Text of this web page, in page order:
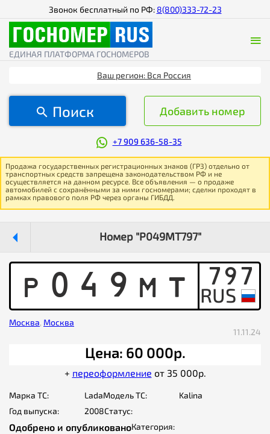
Звонок бесплатный по РФ: 8(800)333-72-23
ЕДИНАЯ ПЛАТФОРМА ГОСНОМЕРОВ
Ваш регион: Вся Россия
Поиск Добавить номер
+7 909 636-58-35
Продажа государственных регистрационных знаков (ГРЗ) отдельно от
транспортных средств запрещена законодательством РФ и не
осуществляется на данном ресурсе. Все объявления — о продаже
автомобилей с сохранёнными за ними госномерами; сделки проходят в
рамках правового поля РФ через органы ГИБДД.
Номер "Р049МТ797"
P 0 4 9 M T 797
Москва, Москва
11.11.24
Цена: 60 000р.
+ переоформление от 35 000р.
Марка ТС: LadaМодель ТС:
Kalina
Год выпуска:
2008Статус:
Одобрено и опубликованоКатегория: